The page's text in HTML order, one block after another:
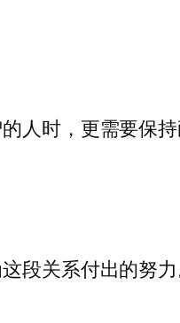
人时，更需要保
段关系付出的努力